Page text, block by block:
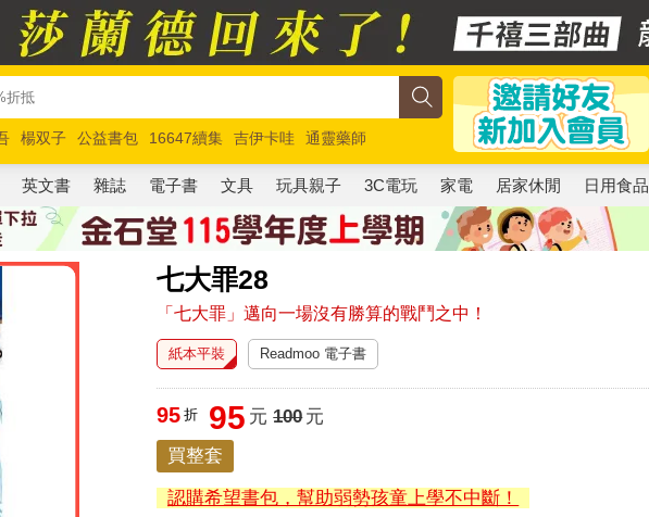
楊双子 公益書包 16647續集 吉伊卡哇
通靈藥師
邊攤新作 馬斯克 玩具總動員5 超慢跑
英文書 雜誌 電子書 文具 玩具親子 3C電玩 家電 居家休閒 日用食品
七大罪28
「七大罪」邁向一場沒有勝算的戰鬥之中！
紙本平裝 Readmoo 電子書
95 折 95 元 100元
買整套
認購希望書包，幫助弱勢孩童上學不中斷！